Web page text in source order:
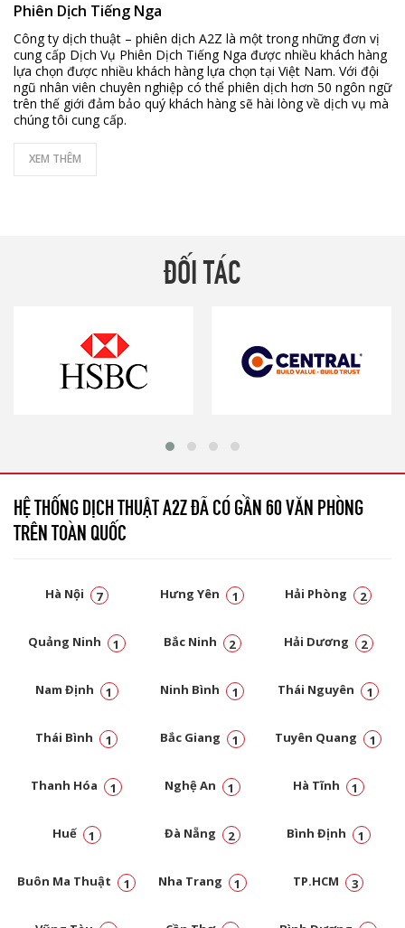
Phiên Dịch Tiếng Nga
Công ty dịch thuật – phiên dịch A2Z là một trong những đơn vị
cung cấp Dịch Vụ Phiên Dịch Tiếng Nga được nhiều khách hàng
lựa chọn được nhiều khách hàng lựa chọn tại Việt Nam. Với đội
ngũ nhân viên chuyên nghiệp có thể phiên dịch hơn 50 ngôn ngữ
trên thế giới đảm bảo quý khách hàng sẽ hài lòng về dịch vụ mà
chúng tôi cung cấp.
XEM THÊM
ĐỐI TÁC
HỆ THỐNG DỊCH THUẬT A2Z ĐÃ CÓ GẦN 60 VĂN PHÒNG
TRÊN TOÀN QUỐC
Hà Nội 7 Hưng Yên 1 Hải Phòng 2
Quảng Ninh 1 Bắc Ninh 2 Hải Dương 2
Nam Định 1 Ninh Bình 1 Thái Nguyên 1
Thái Bình 1 Bắc Giang 1 Tuyên Quang 1
Thanh Hóa 1 Nghệ An 1 Hà Tĩnh 1
Huế 1 Đà Nẵng 2 Bình Định 1
Buôn Ma Thuật 1 Nha Trang 1 TP.HCM 3